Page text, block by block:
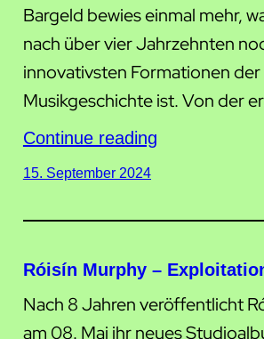
Bargeld bewies einmal mehr,
nach über vier Jahrzehnten
innovativsten Formationen der
Musikgeschichte ist. Von der
Continue reading
15. September 2024
Róisín Murphy –
Nach 8 Jahren veröffentlicht
am 08. Mai ihr neues